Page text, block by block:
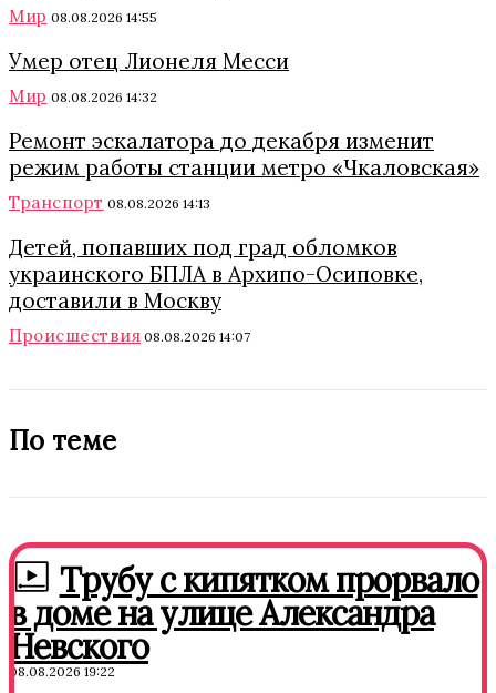
Мир 08.08.2026 14:55
Умер отец Лионеля Месси
Мир 08.08.2026 14:32
Ремонт эскалатора до декабря изменит
режим работы станции метро «Чкаловская»
Транспорт 08.08.2026 14:13
Детей, попавших под град обломков
украинского БПЛА в Архипо-Осиповке,
доставили в Москву
Происшествия 08.08.2026 14:07
По теме
Трубу с кипятком прорвало
в доме на улице Александра
Невского
08.08.2026 19:22